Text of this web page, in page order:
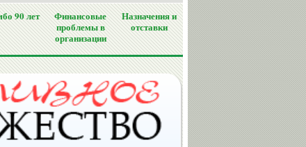
90 лет
Финансовые
проблемы в
организации
Назначения и
отставки